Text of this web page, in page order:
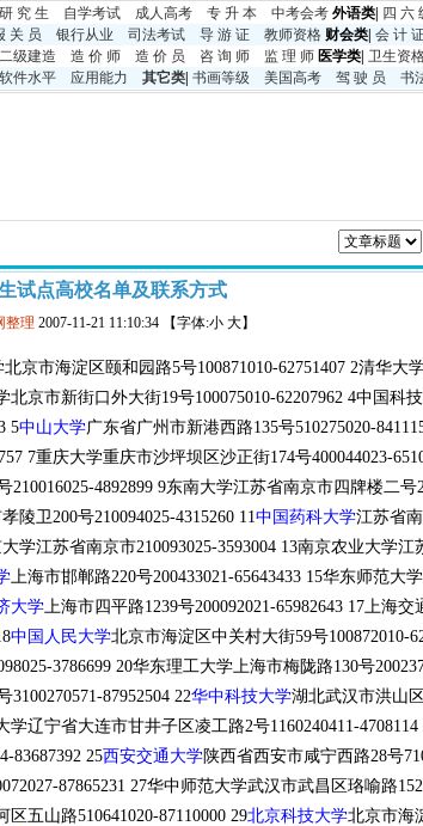
研 究 生 自学考试 成人高考 专 升 本 中考会考 外语类| 四 六
关 员 银行从业 司法考试 导 游 证 教师资格 财会类| 会 计
二级建造 造 价 师 造 价 员 咨 询 师 监 理 师 医学类| 卫生资
软件水平 应用能力 其它类 书画等级 美国高考 驾 驶 员 书
试点高校名单及联系方式
整理 2007-11-21 11:10:34 【字体:小 大】
京市海淀区颐和园路5号100871010-62751407 2清华大
北京市新街口外大街19号100075010-62207962 4中国科
5中山大学广东省广州市新港西路135号510275020-
7重庆大学重庆市沙坪坝区沙正街174号400044023-
210016025-4892899 9东南大学江苏省南京市四牌楼二号
陵卫200号210094025-4315260 11中国药科大学江苏省
学江苏省南京市210093025-3593004 13南京农业大学江
上海市邯郸路220号200433021-65643433 15华东师范大
大学上海市四平路1239号200092021-65982643 17上海交
中国人民大学北京市海淀区中关村大街59号100872010-
3786699 20华东理工大学上海市梅陇路130号
87952504 22华中科技大学湖北武汉市洪山
学辽宁省大连市甘井子区凌工路2号1160240411-4708114
83687392 25西安交通大学陕西省西安市咸宁西路28号
87865231 27华中师范大学武汉市武昌区珞喻路
五山路510641020-87110000 29北京科技大学北京市海